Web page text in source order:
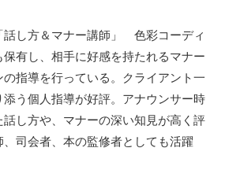
話し方＆マナー講師」 色彩コーディ
有し、相手に好感を持たれるマナー
指導を行っている。クライアント一
う個人指導が好評。アナウンサー時
し方や、マナーの深い知見が高く評
司会者、本の監修者としても活躍